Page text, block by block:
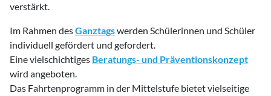
verstärkt.
Im Rahmen desGanztagswerden Schülerinnen und Schüler
individuell gefördert und gefordert.
Eine vielschichtiges Beratungs- und Präventionskonzept
wird angeboten.
Das Fahrtenprogramm in der Mittelstufe bietet vielseitige